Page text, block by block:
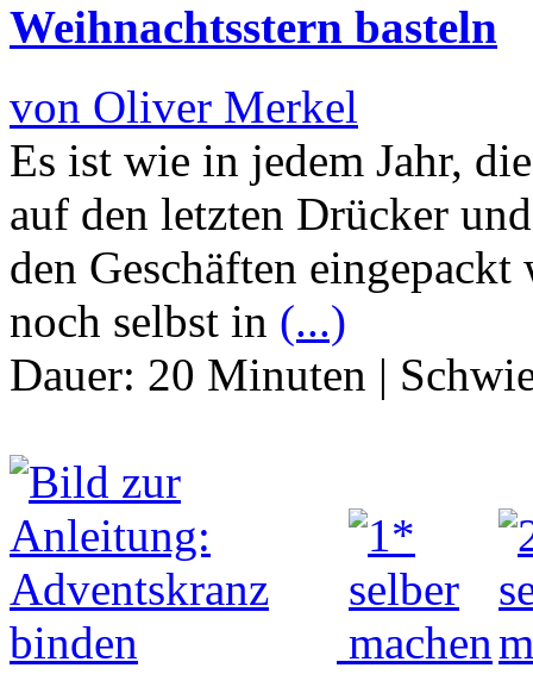
Weihnachtsstern basteln
von Oliver Merkel
Es ist wie in jedem Jahr,
auf den letzten Drücker
den Geschäften eingepackt
noch selbst in (...)
Dauer: 20 Minuten |